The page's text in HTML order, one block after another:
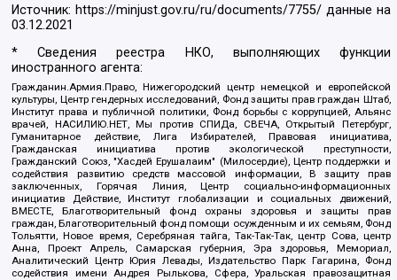
Источник: https://minjust.gov.ru/ru/documents/7755/ данные на
03.12.2021
* Сведения реестра НКО, выполняющих функции
иностранного агента:
Гражданин.Армия.Право, Нижегородский центр немецкой и европейской
культуры, Центр гендерных исследований, Фонд защиты прав граждан Штаб,
Институт права и публичной политики, Фонд борьбы с коррупцией, Альянс
врачей, НАСИЛИЮ.НЕТ, Мы против СПИДа, СВЕЧА, Открытый Петербург,
Гуманитарное действие, Лига Избирателей, Правовая инициатива,
Гражданская инициатива против экологической преступности,
Гражданский Союз, "Хасдей Ерушалаим" (Милосердие), Центр поддержки и
содействия развитию средств массовой информации, В защиту прав
заключенных, Горячая Линия, Центр социально-информационных
инициатив Действие, Институт глобализации и социальных движений,
ВМЕСТЕ, Благотворительный фонд охраны здоровья и защиты прав
граждан, Благотворительный фонд помощи осужденным и их семьям, Фонд
Тольятти, Новое время, Серебряная тайга, Так-Так-Так, центр Сова, центр
Анна, Проект Апрель, Самарская губерния, Эра здоровья, Мемориал,
Аналитический Центр Юрия Левады, Издательство Парк Гагарина, Фонд
содействия имени Андрея Рылькова, Сфера, Уральская правозащитная